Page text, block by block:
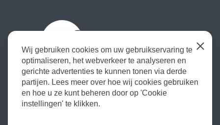
Contact Privacy
Cookie instellingen
050-5035568
info@vosopmaat.nl
Wij gebruiken cookies om uw gebruikservaring te
optimaliseren, het webverkeer te analyseren en
gerichte advertenties te kunnen tonen via derde
partijen. Lees meer over hoe wij cookies gebruiken
en hoe u ze kunt beheren door op 'Cookie
instellingen' te klikken.
Sluiten